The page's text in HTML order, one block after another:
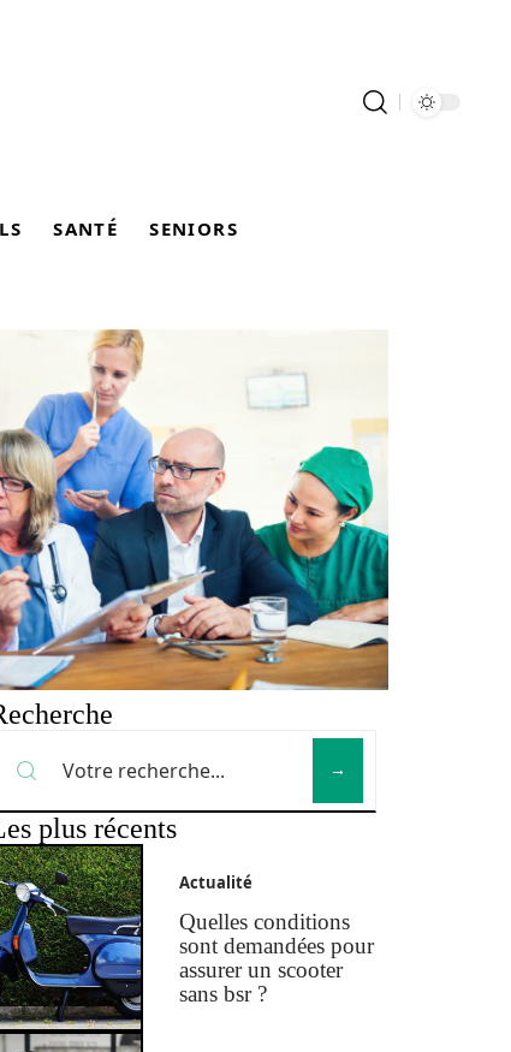
SANTÉ SENIORS
plus récents
Actualité
Quelles conditions
sont demandées pour
assurer un scooter
sans bsr ?